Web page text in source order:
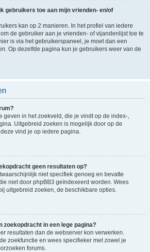
gebruikers toe aan mijn vrienden- en/of
kan op 2 manieren. In het profiel van iedere
de gebruiker aan je vrienden- of vijandenlijst toe te
is via het gebruikerspaneel, je moet dan een
Op dezelfde pagina kun je gebruikers weer van de
geven in het zoekveld, die je vindt op de index-,
Uitgebreid zoeken is mogelijk door op de
vind je op iedere pagina.
geen resultaten op?
niet specifiek genoeg en bevatte
niet door phpBB3 geïndexeerd worden. Wees
uitgebreid zoeken, de beschikbare opties.
zoekopdracht in een lege pagina?
resultaten dan de webserver kon verwerken.
zoekfunctie en wees specifieker met zowel je
forums.